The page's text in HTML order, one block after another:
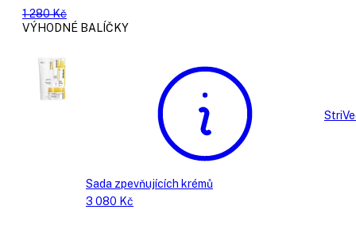
1 280 Kč
VÝHODNÉ BALÍČKY
Sada zpevňujících krémů
3 080 Kč